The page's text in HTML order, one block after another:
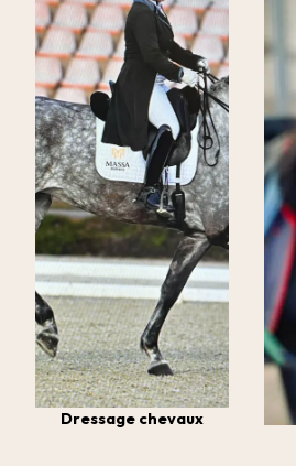
Dressage chevaux